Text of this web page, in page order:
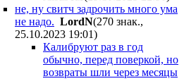
не, ну свитч задрочить много ума
не надо. LordN(270 знак.,
25.10.2023 19:01)
Калибруют раз в год
обычно, перед поверкой, но
возвраты шли через месяцы